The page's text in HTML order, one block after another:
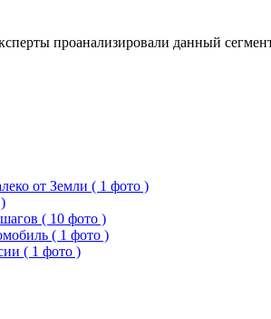
проанализировали данный
от Земли ( 1 фото )
( 10 фото )
( 1 фото )
( 1 фото )